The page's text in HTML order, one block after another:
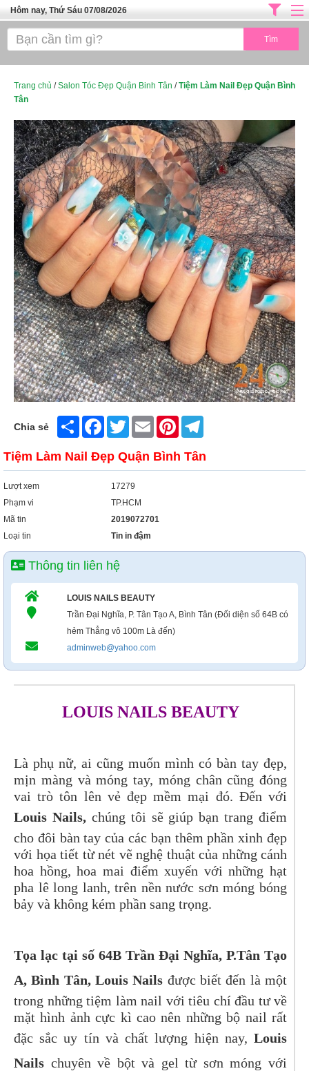
Hôm nay, Thứ Sáu 07/08/2026
Trang chủ
SPA TPHCM
TUYỂN DỤNG
Thể Dục Thẩm Mỹ
TOP SÀI GÒN
Mỹ Phẩm
Dịch Vụ Y Tế
Trang chủ /Salon Tóc Đẹp Quận Binh Tân /Tiệm Làm Nail Đẹp Quận Bình
Tân
Chia sẻ Share FacebookTwitter Email Pinterest
Tiệm Làm Nail Đẹp Quận Bình Tân
Lượt xem
17279
Phạm vi
TP.HCM
Mã tin
2019072701
Loại tin
Tin in đậm
Thông tin liên hệ
LOUIS NAILS BEAUTY
Trần Đại Nghĩa, P. Tân Tạo A, Bình Tân (Đối diện số 64B có
hẻm Thẳng vô 100m Là đến)
adminweb@yahoo.com
LOUIS NAILS BEAUTY
Là phụ nữ, ai cũng muốn mình có bàn tay đẹp,
mịn màng và móng tay, móng chân cũng đóng
vai trò tôn lên vẻ đẹp mềm mại đó. Đến với
Louis Nails,chúng tôi sẽ giúp bạn trang điểm
cho đôi bàn tay của các bạn thêm phần xinh đẹp
với họa tiết từ nét vẽ nghệ thuật của những cánh
hoa hồng, hoa mai điểm xuyến với những hạt
pha lê long lanh, trên nền nước sơn móng bóng
bảy và không kém phần sang trọng.
Tọa lạc tại số 64B Trần Đại Nghĩa, P.Tân Tạo
A, Bình Tân, Louis Nails được biết đến là một
trong những tiệm làm nail với tiêu chí đầu tư về
mặt hình ảnh cực kì cao nên những bộ nail rất
đặc sắc uy tín và chất lượng hiện nay, Louis
Nails chuyên về bột và gel từ sơn móng với